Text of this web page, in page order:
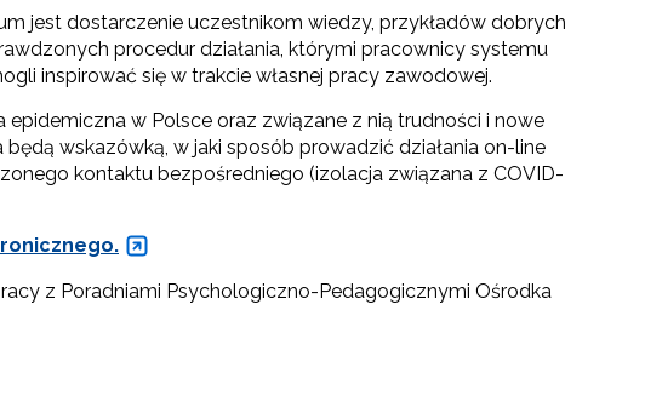
jest dostarczenie uczestnikom wiedzy, przykładów dobrych
procedur działania, którymi pracownicy systemu
inspirować się w trakcie własnej pracy zawodowej.
w Polsce oraz związane z nią trudności i nowe
wskazówką, w jaki sposób prowadzić działania on-line
kontaktu bezpośredniego (izolacja związana z COVID-
z Poradniami Psychologiczno-Pedagogicznymi Ośrodka